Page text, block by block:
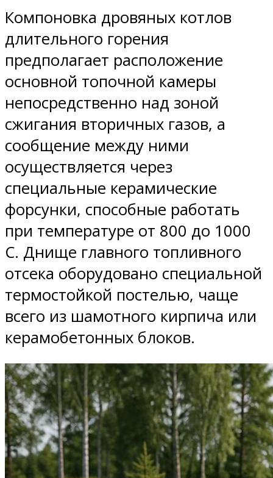
Компоновка дровяных котлов
длительного горения
предполагает расположение
основной топочной камеры
непосредственно над зоной
сжигания вторичных газов, а
сообщение между ними
осуществляется через
специальные керамические
форсунки, способные работать
при температуре от 800 до 1000
С. Днище главного топливного
отсека оборудовано специальной
термостойкой постелью, чаще
всего из шамотного кирпича или
керамобетонных блоков.